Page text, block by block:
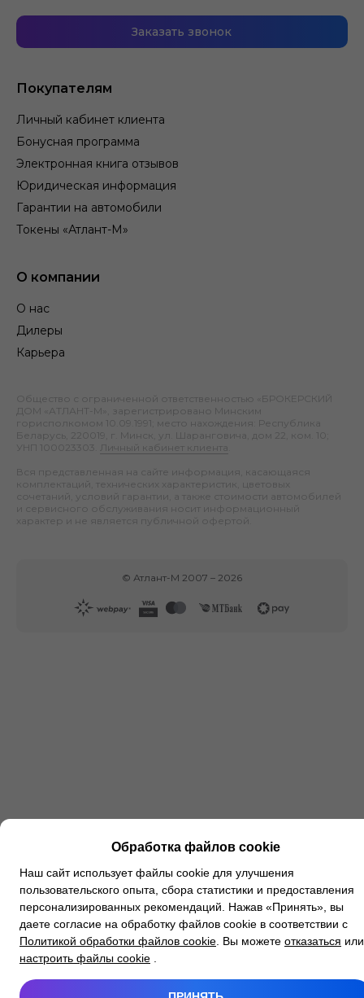
Покупателям
Личный кабинет клиента
Бонусная программа
Электронная книга отзывов
Юридическая информация
Гарантии на автомобили
Токены «Атлант-М»
О компании
О нас
Дилеры
Карьера
Заказать звонок
Общество с ограниченной ответственностью «БРОКЕРСКИЙ
ДОМ «АТЛАНТ-М», зарегистрировано Минским
горисполкомом 10.09.1991; место нахождения: Республика
Беларусь, 220019, г. Минск, ул. Шаранговича, дом 22, ком. 10;
УНП 100023303.
Личный кабинет клиента
Вся представленная на сайте информация, касающаяся
комплектаций, технических характеристик, цветовых
сочетаний, условий гарантии, а также стоимости автомобилей
и сервисного обслуживания носит информационный
характер и не является публичной офертой.
© Атлант-М 2007 – 2026
Обработка файлов cookie
Наш сайт использует файлы cookie для улучшения
пользовательского опыта, сбора статистики и предоставления
персонализированных рекомендаций. Нажав «Принять», вы
даете согласие на обработку файлов cookie в соответствии с
Политикой обработки файлов cookie . Вы можете отказаться или
настроить файлы cookie